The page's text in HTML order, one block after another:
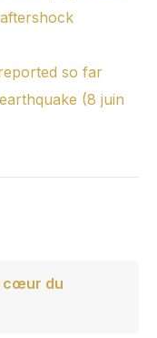
so far
(8 juin
cœur du